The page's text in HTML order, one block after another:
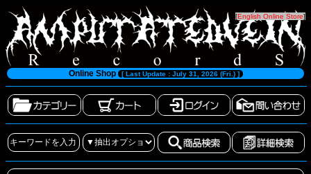
[English Online Store]
Online Shop [ Last Update : July 31, 2026 (Fri.) ]